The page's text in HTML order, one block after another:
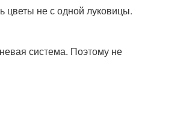
цветы не с одной луковицы.
система. Поэтому не